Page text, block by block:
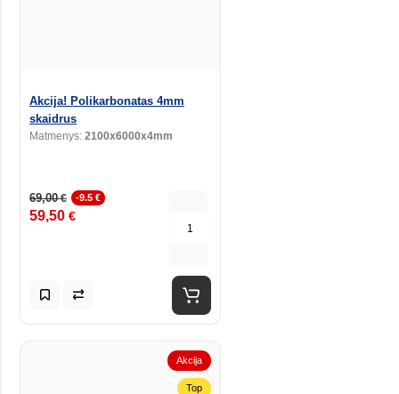
Akcija! Polikarbonatas 4mm
skaidrus
Matmenys: 2100x6000x4mm
69,00€ -9.5 €
59,50 €
Akcija
Top